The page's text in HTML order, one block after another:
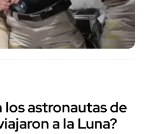
los astronautas de
a la Luna?